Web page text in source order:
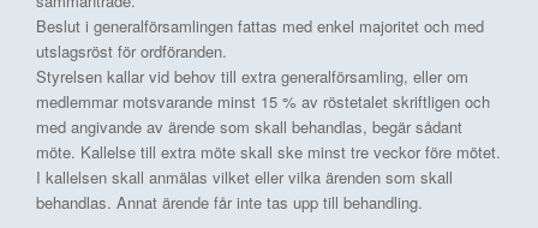
Beslut i generalförsamlingen fattas med enkel majoritet och med
utslagsröst för ordföranden.
Styrelsen kallar vid behov till extra generalförsamling, eller om
medlemmar motsvarande minst 15 % av röstetalet skriftligen och
med angivande av ärende som skall behandlas, begär sådant
möte. Kallelse till extra möte skall ske minst tre veckor före mötet.
I kallelsen skall anmälas vilket eller vilka ärenden som skall
behandlas. Annat ärende får inte tas upp till behandling.